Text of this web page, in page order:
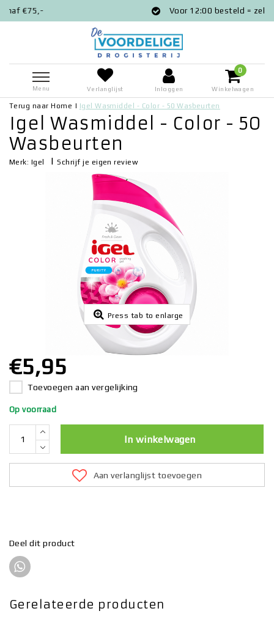
Voor 12:00 besteld = zelfde dag
Menu Verlanglijst Inloggen
0
Winkelwagen
Terug naar Home | Igel Wasmiddel - Color - 50 Wasbeurten
Igel Wasmiddel - Color - 50
Wasbeurten
Merk: Igel |Schrijf je eigen review
Press tab to enlarge
€5,95
Toevoegen aan vergelijking
Op voorraad
In winkelwagen
Aan verlanglijst toevoegen
Deel dit product
Gerelateerde producten